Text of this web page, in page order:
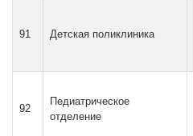
91 Детская поликлиника
92
Педиатрическое
отделение